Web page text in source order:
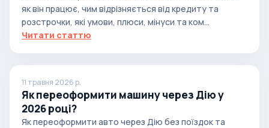
як він працює, чим відрізняється від кредиту та
розстрочки, які умови, плюси, мінуси та ком...
Читати статтю
11 травня 2026 р.
Як переоформити машину через Дію у
2026 році?
Як переоформити авто через Дію без поїздок та